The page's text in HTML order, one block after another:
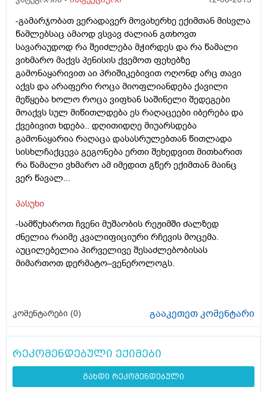
-გამარჯობათ ვერადავერ მოვახერხე ექიმთან მისვლა
წამლებსაც ამაოდ ვსვავ ძალიან გთხოვთ
სავარაუდოდ რა შეიძლება მჭირდეს და რა წამალი
ვიხმარო მაქვს პენისის ქვემოთ ფეხებზე
გამონაყარივით აი პრიშიკებივით ოღონდ არც თავი
აქვს და არაფერი როცა მიოფლიანდება ქავილი
მეწყება ხოლო როცა ვიფხან საშინელი შედეგები
მოაქვს სულ მიწითლდება ეს რაღაცეები იბერება და
ქვებივით ხდება.. დღითიდღე მიუარსდება
გამონაყარია რაღაცა დასასრულებთან წითლადა
სისხლჩაქცევა გეგონება ერთი შეხედვით მითხარით
რა წამალი ვხმარო ამ იმედით გწერ ექიმთან მაინც
ვერ წავალ...
პასუხი
-სამწუხაროთ ჩვენი მუშაობის რეჟიმში ძალზედ
ძნელია რაიმე კვალიფიციური რჩევის მოცემა.
აუცილებელია პირველივე შესაძლებობისას
მიმართოთ დერმატო–ვენეროლოგს.
კომენტარები (0) გააკეთეთ კომენტარი
რეკომენდებული ექიმები
გახდი რეკომენდებული